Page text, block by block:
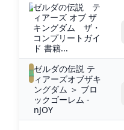
ゼルダの伝説 テ
ィアーズ オブ ザ
キングダム ザ・
コンプリートガイ
ド 書籍...
ゼルダの伝説 テ
ィアーズオブザキ
ングダム ＞ ブロ
ックゴーレム -
nJOY